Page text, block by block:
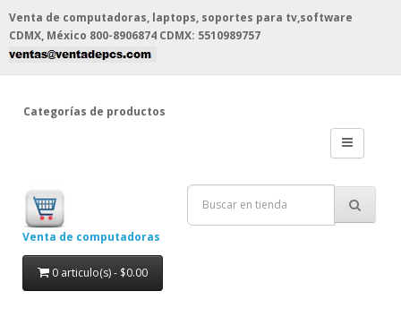
Venta de computadoras, laptops, soportes para tv,software
CDMX, México 800-8906874 CDMX: 5510989757
Categorías de productos
Venta de computadoras
0 articulo(s) - $0.00